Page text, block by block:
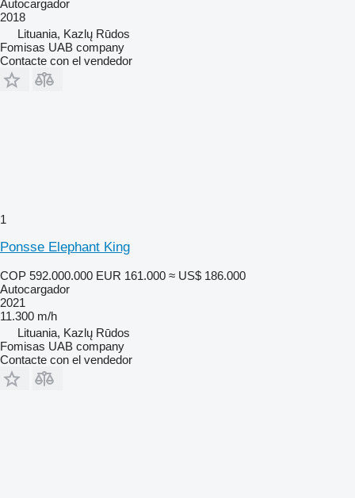
Autocargador
2018
Lituania, Kazlų Rūdos
Fomisas UAB company
Contacte con el vendedor
1
Ponsse Elephant King
COP 592.000.000 EUR 161.000 ≈ US$ 186.000
Autocargador
2021
11.300 m/h
Lituania, Kazlų Rūdos
Fomisas UAB company
Contacte con el vendedor